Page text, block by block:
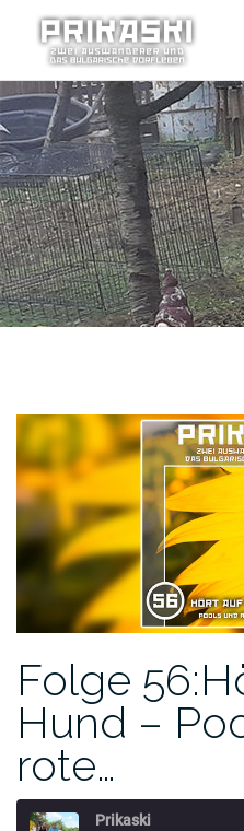
Folge
Hund –
rote…
Prikaski